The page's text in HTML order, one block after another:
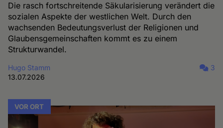
Die rasch fortschreitende Säkularisierung verändert die
sozialen Aspekte der westlichen Welt. Durch den
wachsenden Bedeutungsverlust der Religionen und
Glaubensgemeinschaften kommt es zu einem
Strukturwandel.
Hugo Stamm
13.07.2026
3
VOR ORT